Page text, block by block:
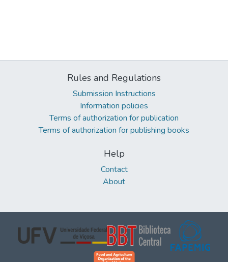
Rules and Regulations
Submission Instructions
Information policies
Terms of authorization for publication
Terms of authorization for publishing books
Help
Contact
About